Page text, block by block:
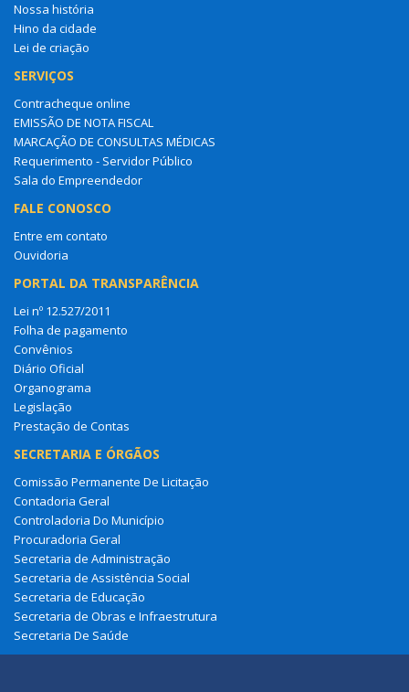
Nossa história
Hino da cidade
Lei de criação
SERVIÇOS
Contracheque online
EMISSÃO DE NOTA FISCAL
MARCAÇÃO DE CONSULTAS MÉDICAS
Requerimento - Servidor Público
Sala do Empreendedor
FALE CONOSCO
Entre em contato
Ouvidoria
PORTAL DA TRANSPARÊNCIA
Lei nº 12.527/2011
Folha de pagamento
Convênios
Diário Oficial
Organograma
Legislação
Prestação de Contas
SECRETARIA E ÓRGÃOS
Comissão Permanente De Licitação
Contadoria Geral
Controladoria Do Município
Procuradoria Geral
Secretaria de Administração
Secretaria de Assistência Social
Secretaria de Educação
Secretaria de Obras e Infraestrutura
Secretaria De Saúde